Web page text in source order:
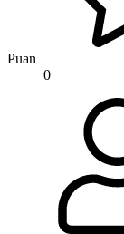
Puan
0